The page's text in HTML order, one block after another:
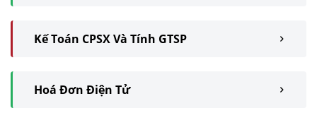
Kế Toán CPSX Và Tính GTSP
Hoá Đơn Điện Tử